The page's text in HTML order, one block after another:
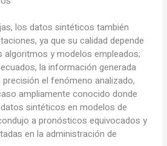
los datos sintéticos también
ya que su calidad depende
algoritmos y modelos empleados;
la información generada
el fenómeno analizado,
ampliamente conocido donde
sintéticos en modelos de
a pronósticos equivocados y
en la administración de